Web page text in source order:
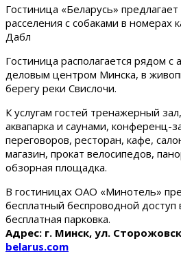
Гостиница «Беларусь»
расселения с собаками в номерах
Дабл
Гостиница располагается рядом
деловым центром Минска, в
берегу реки Свислочи.
К услугам гостей тренажерный
аквапарка и саунами, конференц-
переговоров, ресторан, кафе,
магазин, прокат велосипедов,
обзорная площадка.
В гостиницах ОАО «Минотель»
бесплатный беспроводной доступ
бесплатная парковка.
Адрес: г. Минск, ул.
belarus.com